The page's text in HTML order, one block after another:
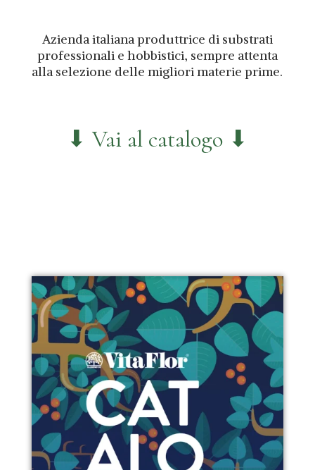
Azienda italiana produttrice di substrati
professionali e hobbistici, sempre attenta
alla selezione delle migliori materie prime.
⬇ Vai al catalogo ⬇